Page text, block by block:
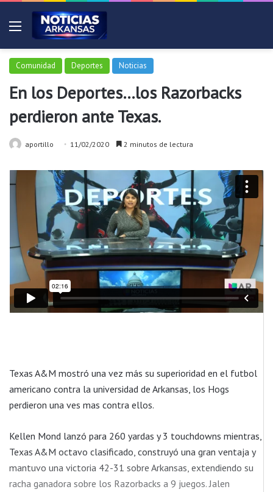
Menú
Comunidad Deportes Noticias
En los Deportes…los Razorbacks
perdieron ante Texas.
aportillo 11/02/2020 2 minutos de lectura
Texas A&M mostró una vez más su superioridad en el futbol
americano contra la universidad de Arkansas, los Hogs
perdieron una ves mas contra ellos.
Kellen Mond lanzó para 260 yardas y 3 touchdowns mientras,
Texas A&M octavo clasificado, construyó una gran ventaja y
mantuvo una victoria 42-31 sobre Arkansas, extendiendo su
racha ganadora sobre los Razorbacks a 9 juegos. Jalen